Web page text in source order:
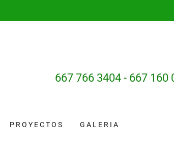
667 766 3404 - 667 160
PROYECTOS GALERIA